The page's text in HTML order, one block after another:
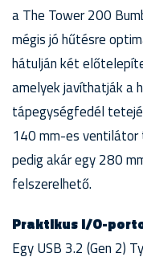
a The Tower 200
mégis jó hűtésre
hátulján két
amelyek javíthatják a
tápegységfedél
140 mm-es
pedig akár egy 280
felszerelhető.
Praktikus I/O-
Egy USB 3.2 (Gen 2)